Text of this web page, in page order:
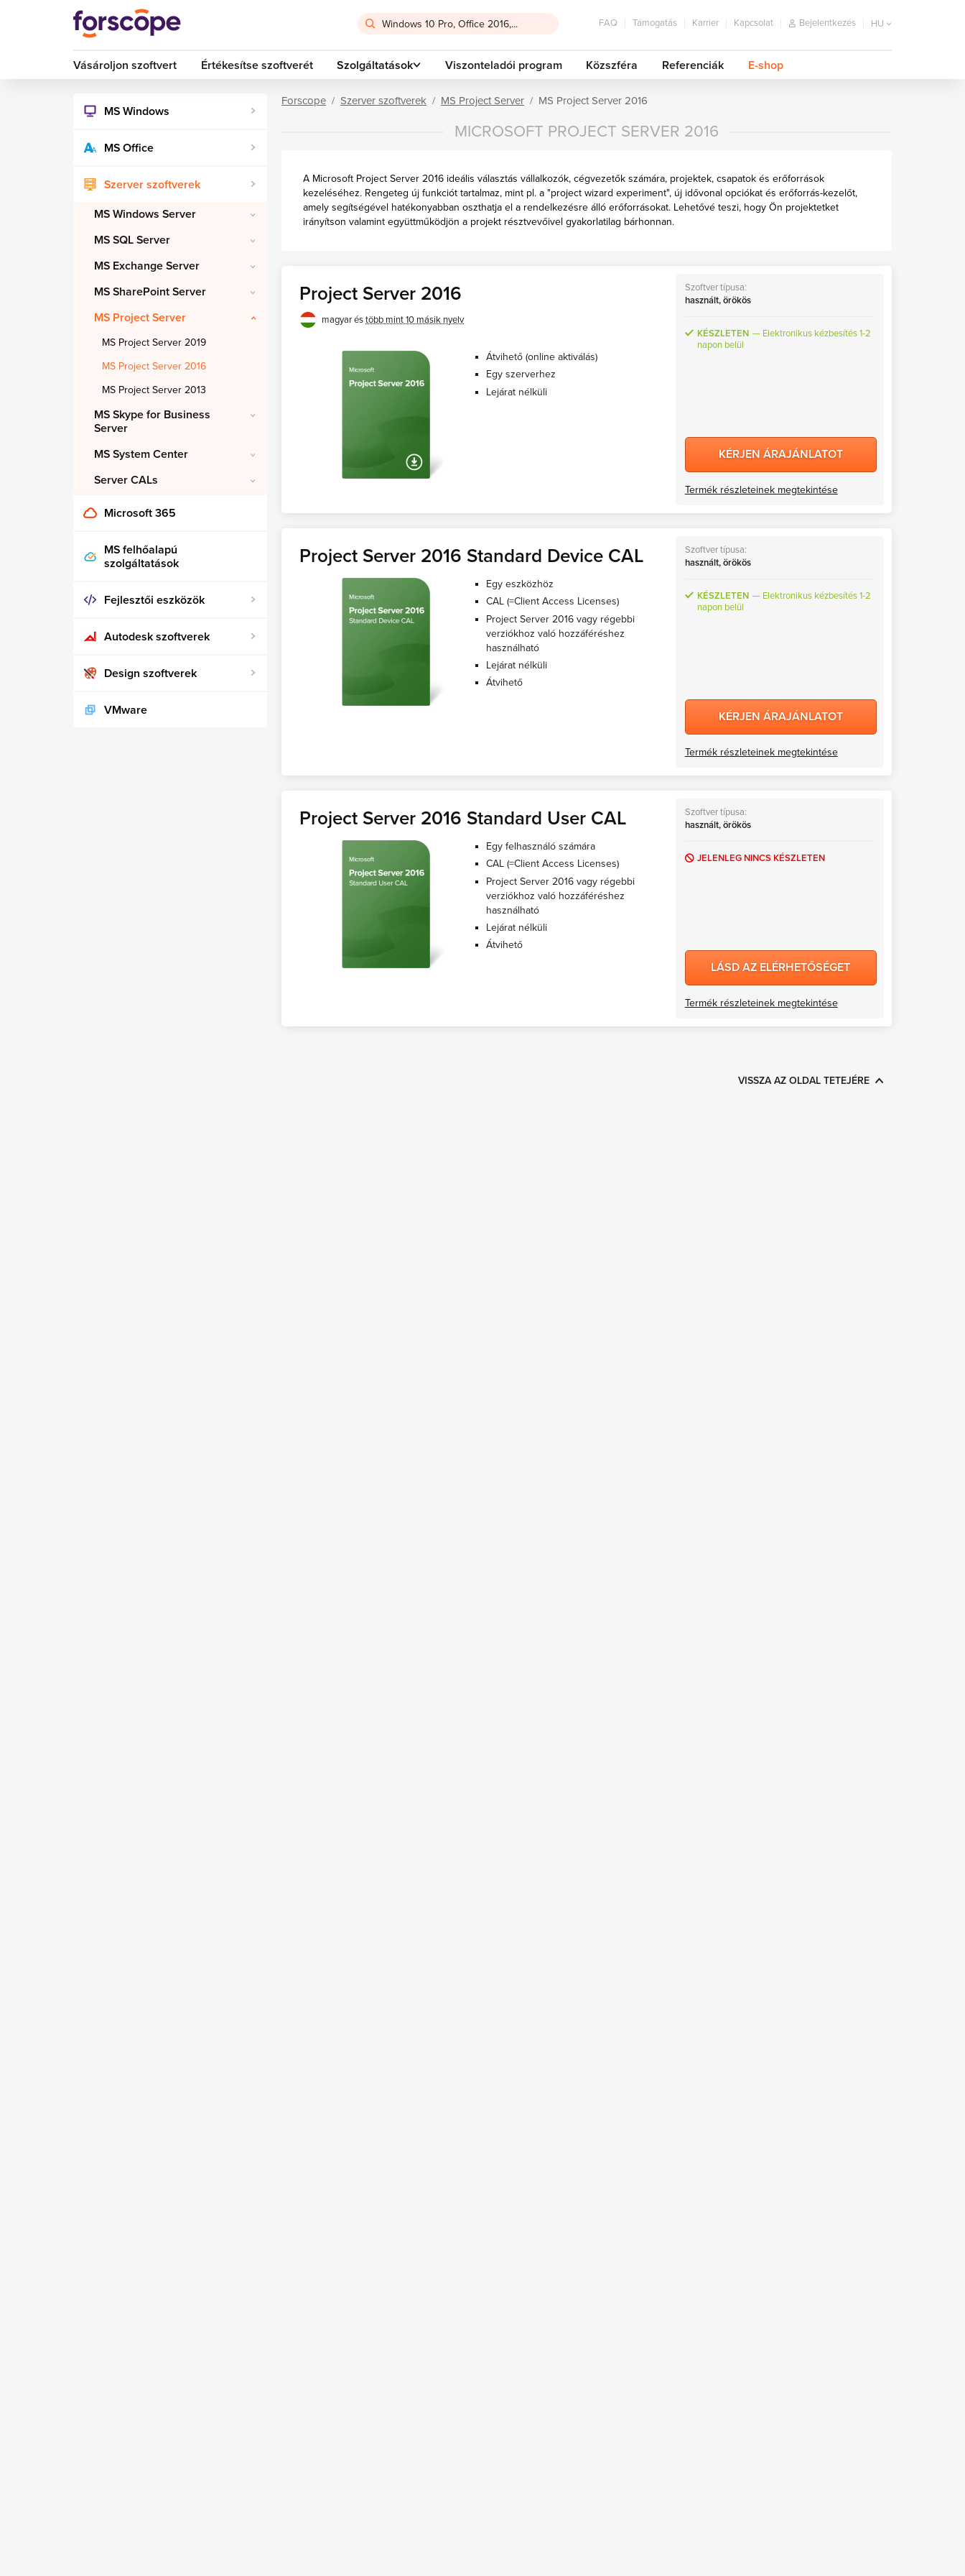
FAQ Támogatás Karrier Kapcsolat Bejelentkezés HU
Vásároljon szoftvert Értékesítse szoftverét Szolgáltatások Viszonteladói program Közszféra Referenciák E-shop
MS Windows
MS Office
Szerver szoftverek
MS Windows Server
MS SQL Server
MS Exchange Server
MS SharePoint Server
MS Project Server
MS Project Server 2019
MS Project Server 2016
MS Project Server 2013
MS Skype for Business
Server
MS System Center
Server CALs
Microsoft 365
MS felhőalapú
szolgáltatások
Fejlesztői eszközök
Autodesk szoftverek
Design szoftverek
VMware
Forscope Szerver szoftverek MS Project Server MS Project Server 2016
MICROSOFT PROJECT SERVER 2016
A Microsoft Project Server 2016 ideális választás vállalkozók, cégvezetők számára, projektek, csapatok és erőforrások
kezeléséhez. Rengeteg új funkciót tartalmaz, mint pl. a "project wizard experiment", új idővonal opciókat és erőforrás-kezelőt,
amely segítségével hatékonyabban oszthatja el a rendelkezésre álló erőforrásokat. Lehetővé teszi, hogy Ön projektetket
irányítson valamint együttműködjön a projekt résztvevőivel gyakorlatilag bárhonnan.
Project Server 2016
magyar éstöbb mint 10 másik nyelv
Átvihető (online aktiválás)
Egy szerverhez
Lejárat nélküli
Szoftver típusa:
használt, örökös
KÉSZLETEN
Elektronikus kézbesítés 1-2
napon belül
KÉRJEN ÁRAJÁNLATOT
Termék részleteinek megtekintése
Project Server 2016 Standard Device CAL
Egy eszközhöz
CAL (=Client Access Licenses)
Project Server 2016 vagy régebbi
verziókhoz való hozzáféréshez
használható
Lejárat nélküli
Átvihető
Szoftver típusa:
használt, örökös
KÉSZLETEN
Elektronikus kézbesítés 1-2
napon belül
KÉRJEN ÁRAJÁNLATOT
Termék részleteinek megtekintése
Project Server 2016 Standard User CAL
Egy felhasználó számára
CAL (=Client Access Licenses)
Project Server 2016 vagy régebbi
verziókhoz való hozzáféréshez
használható
Lejárat nélküli
Átvihető
Szoftver típusa:
használt, örökös
JELENLEG NINCS KÉSZLETEN
LÁSD AZ ELÉRHETŐSÉGET
Termék részleteinek megtekintése
VISSZA AZ OLDAL TETEJÉRE